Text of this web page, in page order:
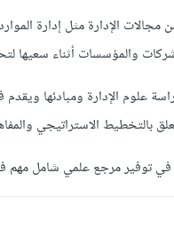
الإدارة مثل إدارة
والمؤسسات أثناء سعيها
علوم الإدارة ومبادئها
بالتخطيط الاستراتيجي
توفير مرجع علمي شامل مهم